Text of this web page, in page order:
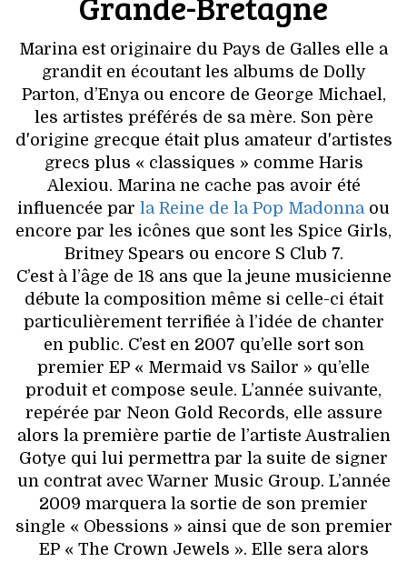
Marina est originaire du Pays de Galles elle a
grandit en écoutant les albums de Dolly
Parton, d’Enya ou encore de George Michael,
les artistes préférés de sa mère. Son père
d'origine grecque était plus amateur d'artistes
grecs plus « classiques » comme Haris
Alexiou. Marina ne cache pas avoir été
influencée par la Reine de la Pop Madonnaou
encore par les icônes que sont les Spice Girls,
Britney Spears ou encore S Club 7.
C’est à l’âge de 18 ans que la jeune musicienne
débute la composition même si celle-ci était
particulièrement terrifiée à l’idée de chanter
en public. C’est en 2007 qu’elle sort son
premier EP « Mermaid vs Sailor » qu’elle
produit et compose seule. L’année suivante,
repérée par Neon Gold Records, elle assure
alors la première partie de l’artiste Australien
Gotye qui lui permettra par la suite de signer
un contrat avec Warner Music Group. L’année
2009 marquera la sortie de son premier
single « Obessions » ainsi que de son premier
EP « The Crown Jewels ». Elle sera alors